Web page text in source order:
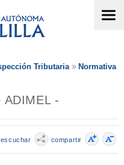
Tributaria
Normativa
ADIMEL -
compartir
escuchar